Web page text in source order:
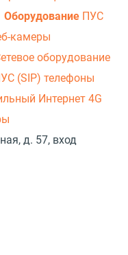
Оборудование ПУС
камеры
оборудование
(SIP) телефоны
Интернет 4G
д. 57, вход